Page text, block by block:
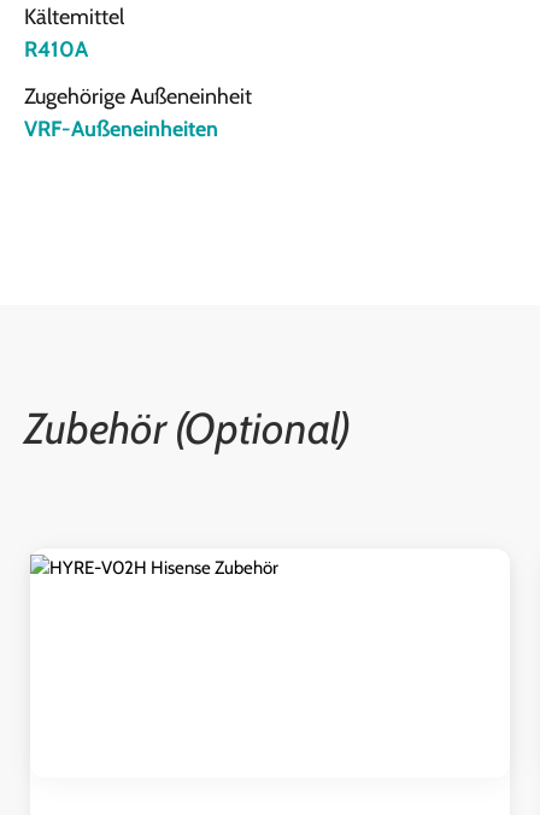
Kältemittel
R410A
Zugehörige Außeneinheit
VRF-Außeneinheiten
Zubehör (Optional)